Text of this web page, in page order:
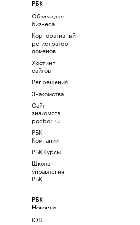
РБК
Облако для
бизнеса
Корпоративный
регистратор
доменов
Хостинг
сайтов
Рег.решения
Знакомства
Сайт
знакомств
podbor.ru
РБК
Компании
РБК Курсы
Школа
управления
РБК
РБК
Новости
iOS